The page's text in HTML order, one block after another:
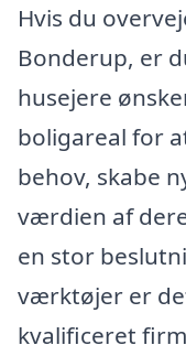
Hvis du
Bonderup, er
husejere
boligareal for
behov, skabe
værdien af
en stor
værktøjer er
kvalificeret